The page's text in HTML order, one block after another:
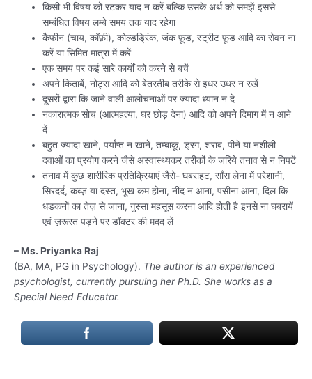
किसी भी विषय को रटकर याद न करें बल्कि उसके अर्थ को समझें इससे
सम्बंधित विषय लम्बे समय तक याद रहेगा
कैफीन (चाय, कॉफ़ी), कोल्डड्रिंक, जंक फ़ूड, स्ट्रीट फ़ूड आदि का सेवन ना
करें या सिमित मात्रा में करें
एक समय पर कई सारे कार्यों को करने से बचें
अपने किताबें, नोट्स आदि को बेतरतीब तरीके से इधर उधर न रखें
दूसरों द्वारा कि जाने वाली आलोचनाओं पर ज्यादा ध्यान न दे
नकारात्मक सोच (आत्महत्या, घर छोड़ देना) आदि को अपने दिमाग में न आने
दें
बहुत ज्यादा खाने, पर्याप्त न खाने, तम्बाकू, ड्रग, शराब, पीने या नशीली
दवाओं का प्रयोग करने जैसे अस्वास्थ्यकर तरीकों के ज़रिये तनाव से न निपटें
तनाव में कुछ शारीरिक प्रतिक्रियाएं जैसे- घबराहट, साँस लेना में परेशानी,
सिरदर्द, कब्ज़ या दस्त, भूख कम होना, नींद न आना, पसीना आना, दिल कि
धडकनों का तेज़ से जाना, गुस्सा महसूस करना आदि होती है इनसे ना घबरायें
एवं ज़रूरत पड़ने पर डॉक्टर की मदद लें
– Ms. Priyanka Raj
(BA, MA, PG in Psychology). The author is an experienced
psychologist, currently pursuing her Ph.D. She works as a
Special Need Educator.